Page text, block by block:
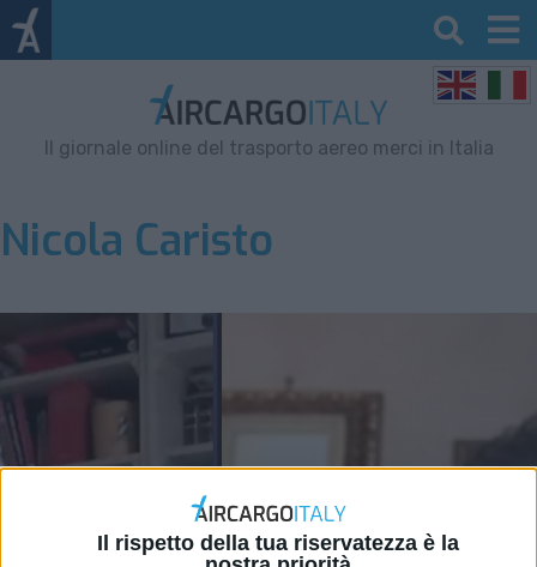
Il rispetto della tua riservatezza è la
Il giornale online del trasporto aereo merci in Italia
Nicola Caristo